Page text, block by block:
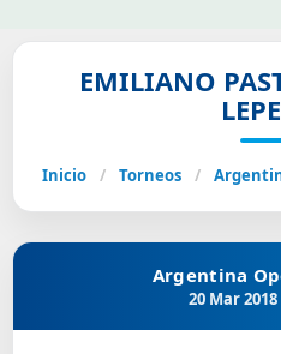
EMILIANO
Inicio / Torneos /
Argentina
20 Mar 2018